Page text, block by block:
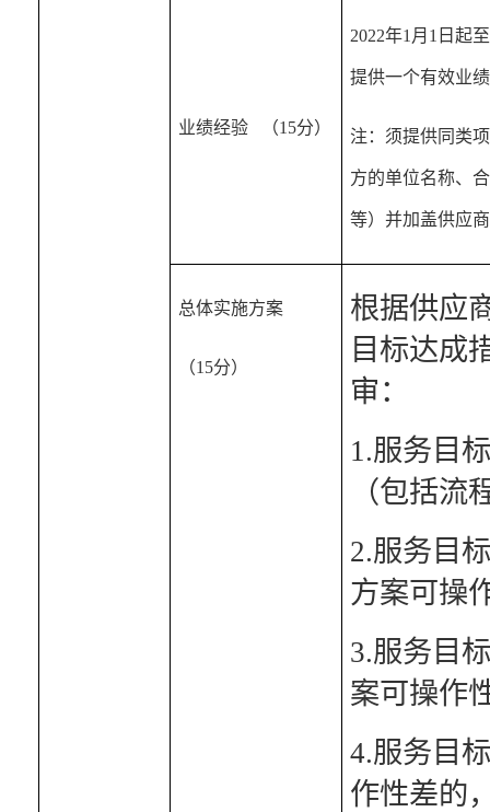
业绩经验   （15分）
2022年1月1日起
提供一个有效业
注：须提供同类
方的单位名称、
等）并加盖供应
总体实施方案
（15分）
根据供应
目标达成
审：
1.服务目
（包括流
2.服务目
方案可操
3.服务目
案可操作
4.服务目
作性差的